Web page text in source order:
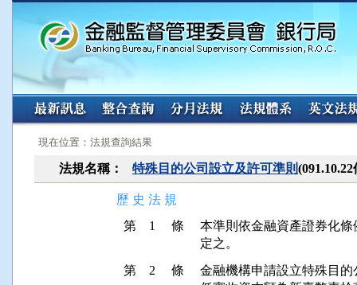
:::
現在位置：法規查詢結果
法規名稱： 特殊目的公司設立及許可準則
歷 史 法 規
第 1 條
本準則依金融資產證券化
第 2 條
金融機構申請設立特殊目